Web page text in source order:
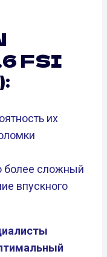
FSI
их
более сложный
впускного